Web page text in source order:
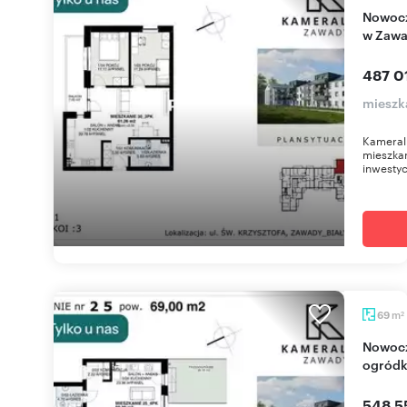
Nowoczesne 3-pokojowe mieszkanie z balkonem
w
487
69 m2
Nowoczesne 4-pokojowe mieszkanie z